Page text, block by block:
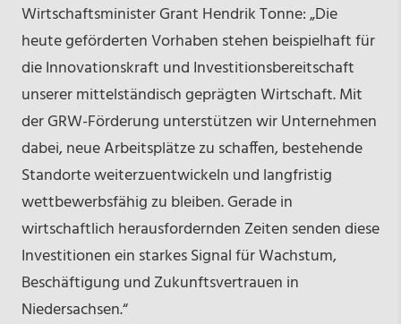
Wirtschaftsminister Grant Hendrik Tonne: „Die
heute geförderten Vorhaben stehen beispielhaft für
die Innovationskraft und Investitionsbereitschaft
unserer mittelständisch geprägten Wirtschaft. Mit
der GRW-Förderung unterstützen wir Unternehmen
dabei, neue Arbeitsplätze zu schaffen, bestehende
Standorte weiterzuentwickeln und langfristig
wettbewerbsfähig zu bleiben. Gerade in
wirtschaftlich herausfordernden Zeiten senden diese
Investitionen ein starkes Signal für Wachstum,
Beschäftigung und Zukunftsvertrauen in
Niedersachsen.“